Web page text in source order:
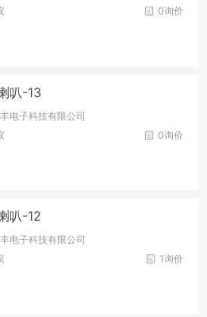
0询价
叭-13
电子科技有限公司
0询价
叭-12
电子科技有限公司
1询价